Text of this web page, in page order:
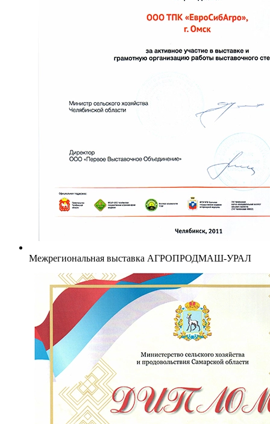
Межрегиональная выставка АГРОПРОДМАШ-УРАЛ